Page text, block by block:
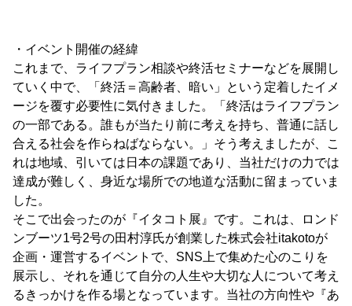
・イベント開催の経緯
これまで、ライフプラン相談や終活セミナーなどを展開し
ていく中で、「終活＝高齢者、暗い」という定着したイメ
ージを覆す必要性に気付きました。「終活はライフプラン
の一部である。誰もが当たり前に考えを持ち、普通に話し
合える社会を作らねばならない。」そう考えましたが、こ
れは地域、引いては日本の課題であり、当社だけの力では
達成が難しく、身近な場所での地道な活動に留まっていま
した。
そこで出会ったのが『イタコト展』です。これは、ロンド
ンブーツ1号2号の田村淳氏が創業した株式会社itakotoが
企画・運営するイベントで、SNS上で集めた心のこりを
展示し、それを通じて自分の人生や大切な人について考え
るきっかけを作る場となっています。当社の方向性や『あ